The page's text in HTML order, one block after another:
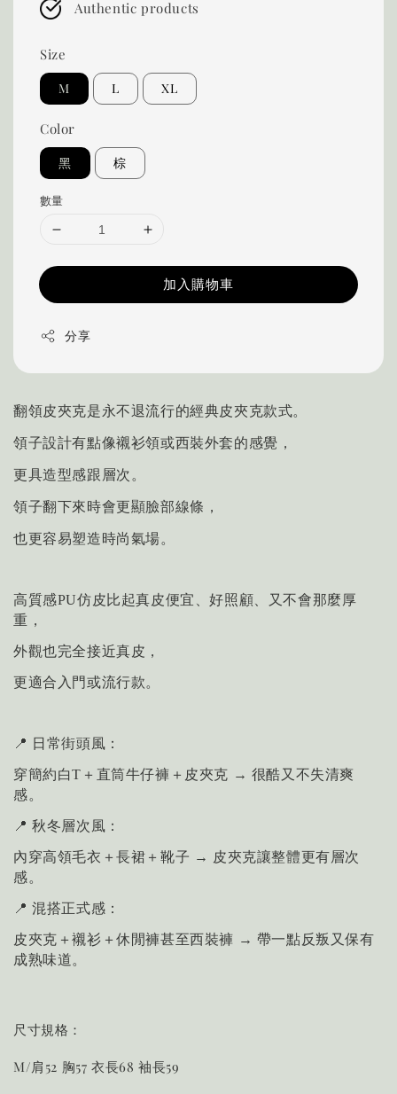
Authentic products
Size
M L XL
Color
黑 棕
數量
加入購物車
分享
翻領皮夾克是永不退流行的經典皮夾克款式。
領子設計有點像襯衫領或西裝外套的感覺，
更具造型感跟層次。
領子翻下來時會更顯臉部線條，
也更容易塑造時尚氣場。
高質感PU仿皮比起真皮便宜、好照顧、又不會那麼厚
重，
外觀也完全接近真皮，
更適合入門或流行款。
📍 日常街頭風：
穿簡約白T＋直筒牛仔褲＋皮夾克 → 很酷又不失清爽
感。
📍 秋冬層次風：
內穿高領毛衣＋長裙＋靴子 → 皮夾克讓整體更有層次
感。
📍 混搭正式感：
皮夾克＋襯衫＋休閒褲甚至西裝褲 → 帶一點反叛又保有
成熟味道。
尺寸規格：
M/肩52 胸57 衣長68 袖長59